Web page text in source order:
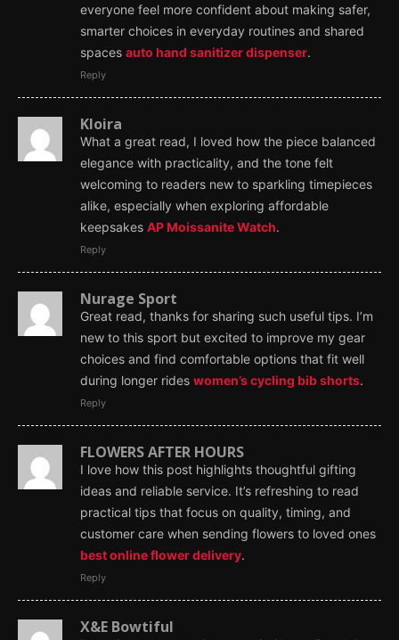
everyone feel more confident about making safer,
smarter choices in everyday routines and shared
spaces auto hand sanitizer dispenser.
Reply
Kloira
What a great read, I loved how the piece balanced
elegance with practicality, and the tone felt
welcoming to readers new to sparkling timepieces
alike, especially when exploring affordable
keepsakes AP Moissanite Watch.
Reply
Nurage Sport
Great read, thanks for sharing such useful tips. I’m
new to this sport but excited to improve my gear
choices and find comfortable options that fit well
during longer rides women’s cycling bib shorts.
Reply
FLOWERS AFTER HOURS
I love how this post highlights thoughtful gifting
ideas and reliable service. It’s refreshing to read
practical tips that focus on quality, timing, and
customer care when sending flowers to loved ones
best online flower delivery.
Reply
X&E Bowtiful